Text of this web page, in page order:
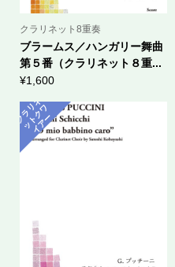
クラリネット8重奏
ブラームス／ハンガリー舞曲
第５番（クラリネット８重...
¥1,600
ク
ラ
リ
ネ
ッ
ト
ク
ワ
イ
アー